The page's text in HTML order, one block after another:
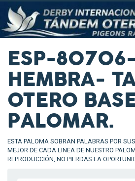
ESP-
HEMBRA-
OTERO
PALOMAR.
ESTA PALOMA SOBRAN PALABRAS POR
MEJOR DE CADA LINEA DE NUESTRO
REPRODUCCIÓN, NO PIERDAS LA